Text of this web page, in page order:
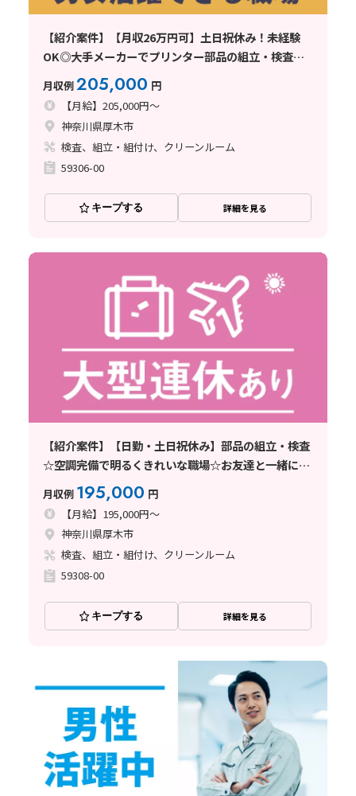
【紹介案件】【月収26万円可】土日祝休み！未経験
OK◎大手メーカーでプリンター部品の組立・検査◎
年休130日
月収例205,000 円
【月給】205,000円～
神奈川県厚木市
検査、組立・組付け、クリーンルーム
59306-00
キープする 詳細を見る
【紹介案件】【日勤・土日祝休み】部品の組立・検査
☆空調完備で明るくきれいな職場☆お友達と一緒に応
募も大歓迎♪
月収例 195,000 円
【月給】195,000円～
神奈川県厚木市
検査、組立・組付け、クリーンルーム
59308-00
キープする 詳細を見る